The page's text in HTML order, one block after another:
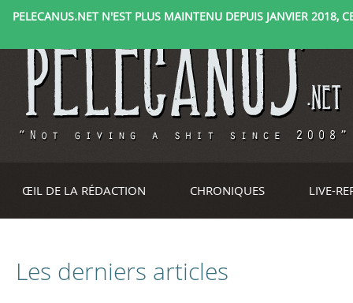
PELECANUS.NET N'EST PLUS MAINTENU DEPUIS JANVIER 2018,
ŒIL DE LA RÉDACTION CHRONIQUES LIVE-
Les derniers articles